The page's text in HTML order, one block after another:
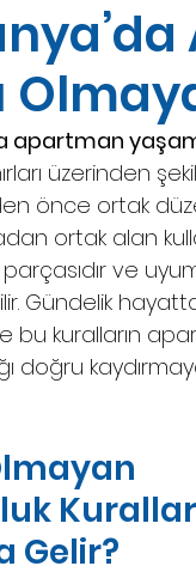
apartman
üzerinden
önce ortak
ortak alan
ve
Gündelik
bu kuralların
doğru
Gelir?